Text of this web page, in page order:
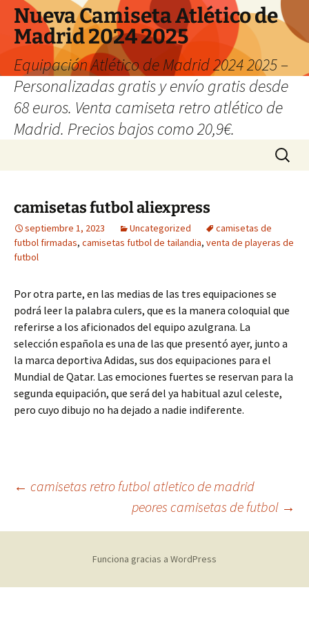
Nueva Camiseta Atlético de
Madrid 2024 2025
Equipación Atlético de Madrid 2024 2025 –
Personalizadas gratis y envío gratis desde
68 euros. Venta camiseta retro atlético de
Madrid. Precios bajos como 20,9€.
Buscar:
camisetas futbol aliexpress
septiembre 1, 2023 Uncategorized
camisetas de
futbol firmadas, camisetas futbol de tailandia, venta de playeras de
futbol
Por otra parte, en las medias de las tres equipaciones se
podrá leer la palabra culers, que es la manera coloquial que
referirse a los aficionados del equipo azulgrana. La
selección española es una de las que presentó ayer, junto a
la marca deportiva Adidas, sus dos equipaciones para el
Mundial de Qatar. Las emociones fuertes se reservan para la
segunda equipación, que será del ya habitual azul celeste,
pero cuyo dibujo no ha dejado a nadie indiferente.
Navegación
de
entradas
← camisetas retro futbol atletico de madrid
peores camisetas de futbol →
Funciona gracias a WordPress